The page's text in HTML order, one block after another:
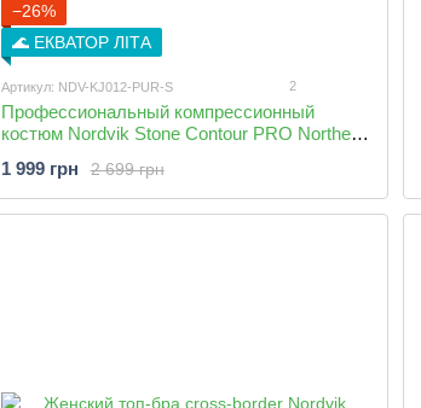
−26%
🌊 ЕКВАТОР ЛІТА
Артикул: NDV-KJ012-PUR-S 2
Профессиональный компрессионный
костюм Nordvik Stone Contour PRO Northern
моделирования
2 699 грн
1 999 грн